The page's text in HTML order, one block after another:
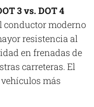
3 vs. DOT 4
conductor moderno
resistencia al
en frenadas de
carreteras. El
más